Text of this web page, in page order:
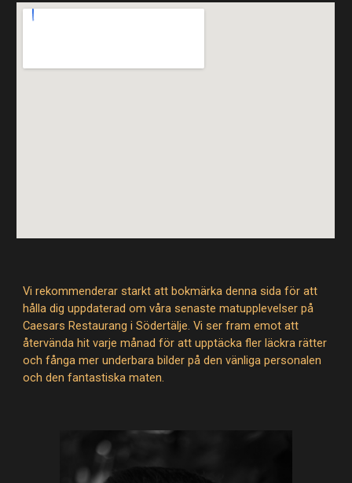
Vi rekommenderar starkt att bokmärka denna sida för att
hålla dig uppdaterad om våra senaste matupplevelser på
Caesars Restaurang i Södertälje. Vi ser fram emot att
återvända hit varje månad för att upptäcka fler läckra rätter
och fånga mer underbara bilder på den vänliga personalen
och den fantastiska maten.